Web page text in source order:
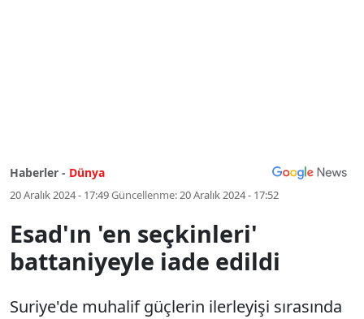
Haberler - Dünya
20 Aralık 2024 - 17:49Güncellenme:20 Aralık 2024 - 17:52
Esad'ın 'en seçkinleri'
battaniyeyle iade edildi
Suriye'de muhalif güçlerin ilerleyişi sırasında